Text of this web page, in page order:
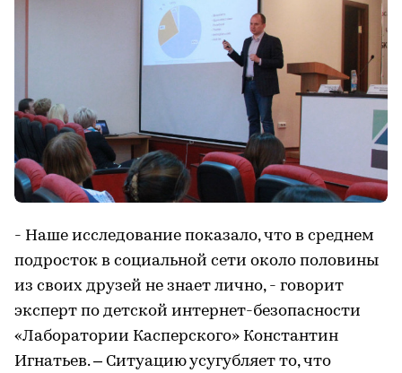
- Наше исследование показало, что в среднем
подросток в социальной сети около половины
из своих друзей не знает лично, - говорит
эксперт по детской интернет-безопасности
«Лаборатории Касперского» Константин
Игнатьев. – Ситуацию усугубляет то, что